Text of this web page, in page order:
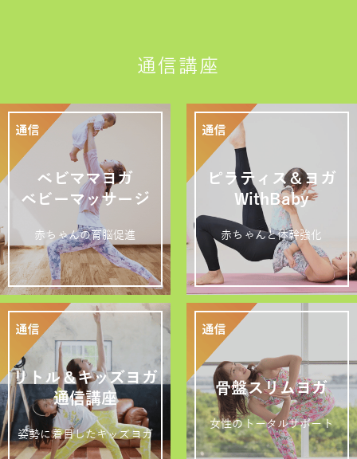
通信講座
ベビママヨガ
ベビーマッサージ
赤ちゃんの育脳促進
ピラティス＆ヨガ
WithBaby
赤ちゃんと体幹強化
リトル＆キッズヨガ
通信講座
姿勢に着目したキッズヨガ
骨盤スリムヨガ
女性のトータルサポート